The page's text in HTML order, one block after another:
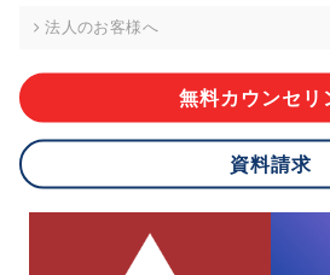
メールアドレス:privacy_policy@di-v.co.jp
ご本人様が当社に個人情報を提供される
応ができない場合があります。
8.cookieにより取得・分析した情報とそ
当社は第三者が運営するデータ・マネ
ームからcookieにより収集されたウェ
析結果を取得し、これをお客様の個人デ
法人のお客様へ
無料カウンセリ
資料請求